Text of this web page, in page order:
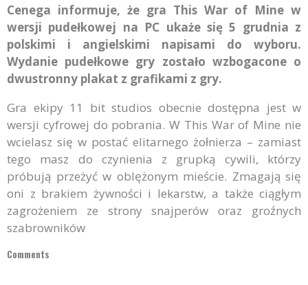
Cenega informuje, że gra This War of Mine w
wersji pudełkowej na PC ukaże się 5 grudnia z
polskimi i angielskimi napisami do wyboru.
Wydanie pudełkowe gry zostało wzbogacone o
dwustronny plakat z grafikami z gry.
Gra ekipy 11 bit studios obecnie dostępna jest w
wersji cyfrowej do pobrania. W This War of Mine nie
wcielasz się w postać elitarnego żołnierza – zamiast
tego masz do czynienia z grupką cywili, którzy
próbują przeżyć w oblężonym mieście. Zmagają się
oni z brakiem żywności i lekarstw, a także ciągłym
zagrożeniem ze strony snajperów oraz groźnych
szabrowników
Comments